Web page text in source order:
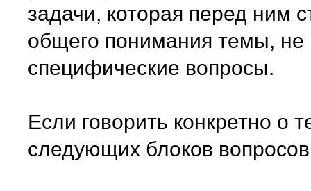
задачи, которая перед ним
общего понимания темы, не
специфические вопросы.
Если говорить конкретно о
следующих блоков